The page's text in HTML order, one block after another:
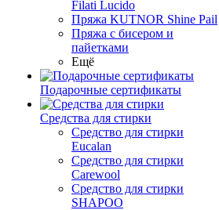
Filati Lucido
Пряжа KUTNOR Shine Pail
Пряжа с бисером и
пайетками
Ещё
Подарочные сертификаты
Средства для стирки
Средство для стирки
Eucalan
Средство для стирки
Carewool
Средство для стирки
SHAPOO